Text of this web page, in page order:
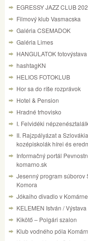
EGRESSY JAZZ CLUB
Filmový klub Vasmacska
Galéria CSEMADOK
Galéria Limes
HANGULATOK
hashtagKN
HELIOS FOTOKLUB
Hor sa do ríše rozprávok
Hotel & Pension
Hradné trhovisko
I. Felvidéki
II. Rajzpályázat a
kozépiskolák hírei és
Informačný portál
komarno.sk
Jesenný program súborov
Komora
Jókaiho divadlo v Komárne
KELEMEN István /
Kikötő – Polgári szalon
Klub vodného póla